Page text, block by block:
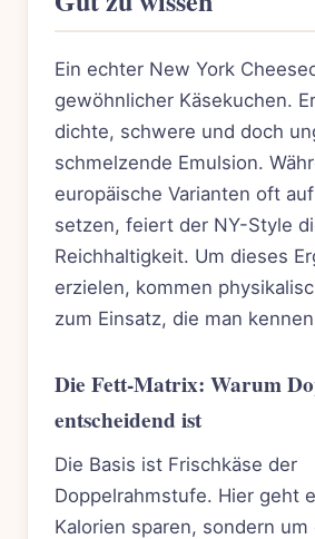
Ein echter New York
gewöhnlicher Käsekuchen.
dichte, schwere und doch
schmelzende Emulsion.
europäische Varianten oft
setzen, feiert der NY-Style
Reichhaltigkeit. Um dieses
erzielen, kommen
zum Einsatz, die man
Die Fett-Matrix: Warum
entscheidend ist
Die Basis ist Frischkäse der
Doppelrahmstufe. Hier geht
Kalorien sparen, sondern